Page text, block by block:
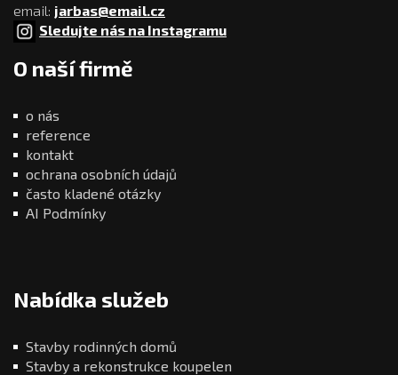
email: jarbas@email.cz
Sledujte nás na Instagramu
O naší firmě
o nás
reference
kontakt
ochrana osobních údajů
často kladené otázky
AI Podmínky
Nabídka služeb
Stavby rodinných domů
Stavby a rekonstrukce koupelen